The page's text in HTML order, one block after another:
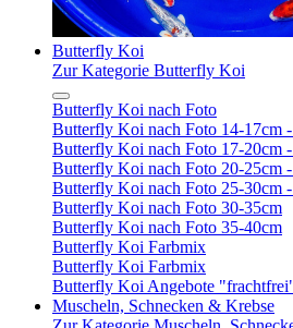
Butterfly Koi
Zur Kategorie Butterfly Koi
Butterfly Koi nach Foto
Butterfly Koi nach Foto 14-17cm
Butterfly Koi nach Foto 17-20cm
Butterfly Koi nach Foto 20-25cm
Butterfly Koi nach Foto 25-30cm
Butterfly Koi nach Foto 30-35cm
Butterfly Koi nach Foto 35-40cm
Butterfly Koi Farbmix
Butterfly Koi Farbmix
Butterfly Koi Angebote
Muscheln, Schnecken & Krebse